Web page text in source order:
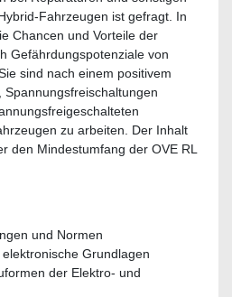
Fahrzeugen ist gefragt. In
Chancen und Vorteile der
Gefährdungspotenziale von
sind nach einem positivem
zu arbeiten. Der Inhalt
den Mindestumfang der OVE RL
und Normen
Grundlagen
der Elektro- und